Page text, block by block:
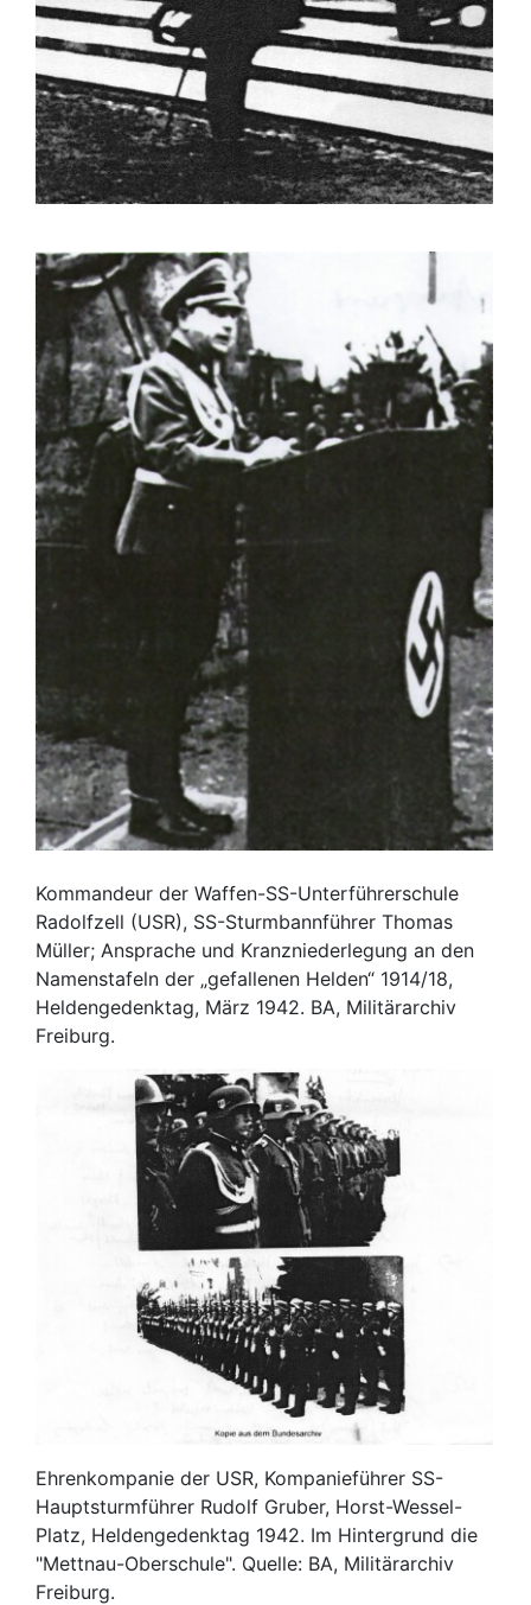
Kommandeur der Waffen-SS-Unterführerschule
Radolfzell (USR), SS-Sturmbannführer Thomas
Müller; Ansprache und Kranzniederlegung an den
Namenstafeln der „gefallenen Helden“ 1914/18,
Heldengedenktag, März 1942. BA, Militärarchiv
Freiburg.
Ehrenkompanie der USR, Kompanieführer SS-
Hauptsturmführer Rudolf Gruber, Horst-Wessel-
Platz, Heldengedenktag 1942. Im Hintergrund die
"Mettnau-Oberschule". Quelle: BA, Militärarchiv
Freiburg.